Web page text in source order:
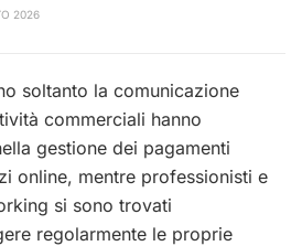
2026
soltanto la comunicazione
commerciali hanno
gestione dei pagamenti
online, mentre professionisti e
si sono trovati
regolarmente le proprie